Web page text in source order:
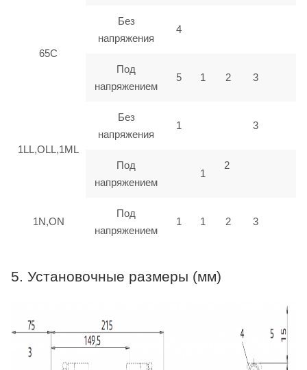
65C
Без
напряжения
4
Под
напряжением
5 1 2 3
1LL,OLL,1ML
Без
напряжения
1 3
Под
напряжением
1
2
1N,ON
Под
напряжением
1 1 2 3
5. Установочные размеры (мм)